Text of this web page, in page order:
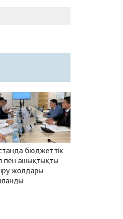
бюджеттік
пен ашықтықты
жолдары